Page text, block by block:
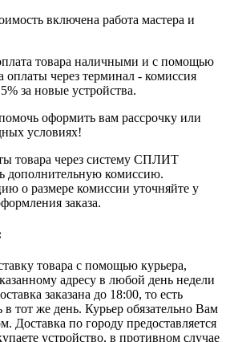
включена работа мастера и
товара наличными и с помощью
оплаты через терминал - комиссия
за новые устройства.
оформить вам рассрочку или
условиях!
товара через систему СПЛИТ
дополнительную комиссию.
о размере комиссии уточняйте у
заказа.
товара с помощью курьера,
адресу в любой день недели
заказана до 18:00, то есть
в тот же день. Курьер обязательно Вам
Доставка по городу предоставляется
устройство, в противном случае